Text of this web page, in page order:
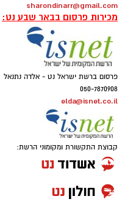
sharondinarr@gmail.com
מכירות פרסום בבאר שבע נט:
פרסום ברשת ישראל נט - אלדה נתנאל
050-7870908
elda@isnet.co.il
קבוצת התקשורת ומקומוני הרשת: